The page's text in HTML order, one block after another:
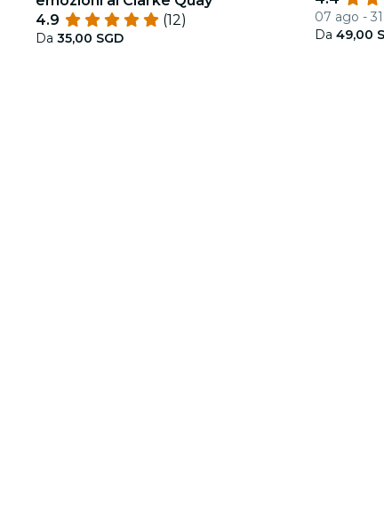
4.9
(12)
Da 35,00 SGD
07 ago -
Da 49,00